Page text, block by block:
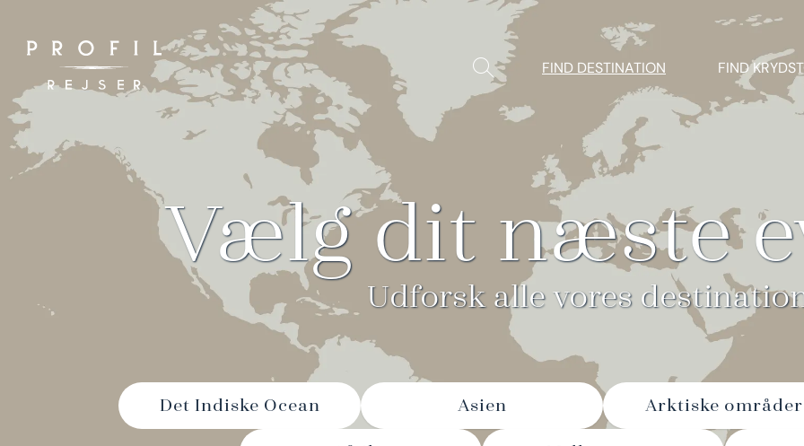
til
indhold
Vis/Skjul
søgning
FIND DESTINATION FIND
Vælg dit næste
Udforsk alle vores
Det Indiske Ocean Asien Arktiske områder